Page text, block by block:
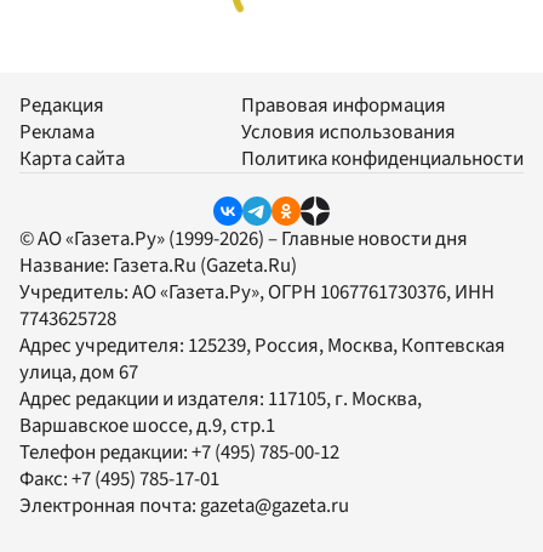
Редакция
Реклама
Карта сайта
Правовая информация
Условия использования
Политика конфиденциальности
© АО «Газета.Ру» (1999-2026) – Главные новости дня
Название: Газета.Ru (Gazeta.Ru)
Учредитель:АО «Газета.Ру», ОГРН 1067761730376, ИНН
7743625728
Адрес учредителя: 125239, Россия, Москва, Коптевская
улица, дом 67
Адрес редакции и издателя: 117105, г. Москва,
Варшавское шоссе, д.9, стр.1
Телефон редакции:+7 (495) 785-00-12
Факс:+7 (495) 785-17-01
Электронная почта:gazeta@gazeta.ru